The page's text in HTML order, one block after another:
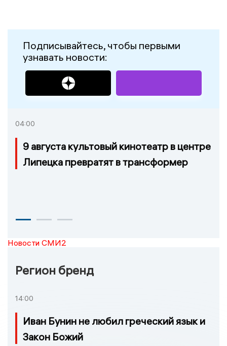
Подписывайтесь, чтобы первыми
узнавать новости:
04:00
9 августа культовый кинотеатр в центре
Липецка превратят в трансформер
Новости СМИ2
Регион бренд
14:00
Иван Бунин не любил греческий язык и
Закон Божий